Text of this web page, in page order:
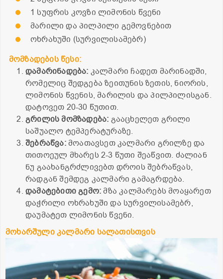
1 სუფრის კოვზი ლიმონის წვენი
მარილი და პილპილი გემოვნებით
ოხრახუში (სურვილისამებრ)
მომზადების წესი:
დამარინადება: კალმარი ჩადეთ მარინადში,
რომელიც შედგება ზეითუნის ზეთის, ნიორის,
ლიმონის წვენის, მარილის და პილპილისგან.
დატოვეთ 20-30 წუთით.
გრილის მომზადება: გააცხელეთ გრილი
საშუალო ტემპერატურაზე.
შებრაწვა:მოათავსეთ კალმარი გრილზე და
თითოეულ მხარეს 2-3 წუთი შეაწვით. ძალიან
ნუ გაახანგრძლივებთ დროის შებრაწვას,
რადგან შემდეგ კალმარი გამაგრდება.
დამატებითი გემო:მზა კალმარებს მოაყარეთ
დაჭრილი ოხრახუში და სურვილისამებრ,
დაუმატეთ ლიმონის წვენი.
მოხარშული კალმარი სალათისთვის